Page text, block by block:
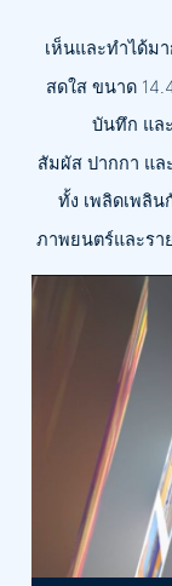
เห็นและทำได้ม
สดใส ขนาด
บันทึก แล
สัมผัส ปากกา แล
ทั้ง เพลิดเพลิน
ภาพยนตร์และรา